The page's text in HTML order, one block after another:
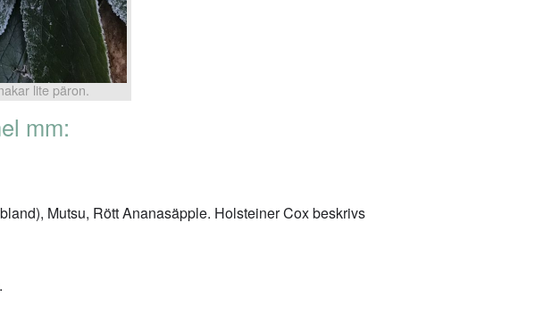
lite päron.
mm:
Mutsu, Rött Ananasäpple. Holsteiner Cox beskrivs